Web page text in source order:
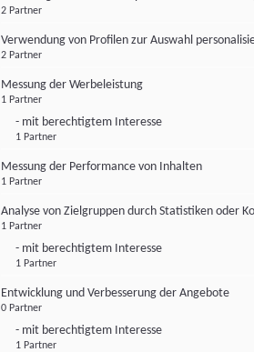
2 Partner
Verwendung von Profilen zur Auswahl
2 Partner
Messung der Werbeleistung
1 Partner
- mit berechtigtem Interesse
1 Partner
Messung der Performance von Inhalten
1 Partner
Analyse von Zielgruppen durch Statistiken oder
1 Partner
- mit berechtigtem Interesse
1 Partner
Entwicklung und Verbesserung der Angebote
0 Partner
- mit berechtigtem Interesse
1 Partner